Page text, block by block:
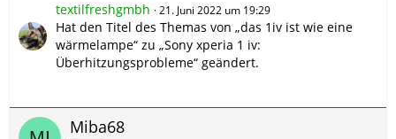
textilfreshgmbh 21. Juni 2022 um 19:29
Hat den Titel des Themas von „das 1iv ist wie eine
wärmelampe“ zu „Sony xperia 1 iv:
Überhitzungsprobleme“ geändert.
Miba68